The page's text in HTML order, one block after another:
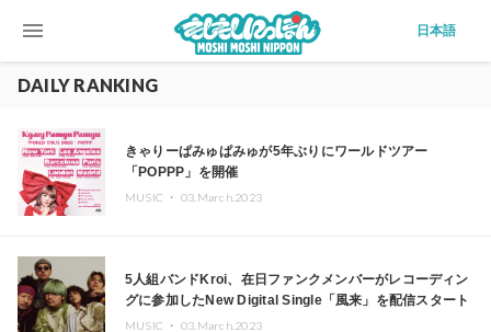
menu 日本語
DAILY RANKING
きゃりーぱみゅぱみゅが5年ぶりにワールドツアー
「POPPP」を開催
MUSIC ・ 03.March.2023
5人組バンドKroi、在日ファンクメンバーがレコーディン
グに参加したNew Digital Single「風来」を配信スタート
MUSIC ・ 03.March.2023